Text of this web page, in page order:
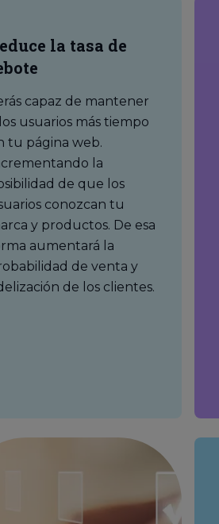
la tasa de
capaz de mantener
usuarios más tiempo
tu página web.
la
de que los
conozcan tu
y productos. De esa
aumentará la
de venta y
de los clientes.